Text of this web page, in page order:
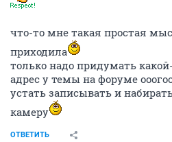
что-то мне такая простая
приходила
только надо придумать
адрес у темы на форуме
устать записывать и
камеру
ОТВЕТИТЬ